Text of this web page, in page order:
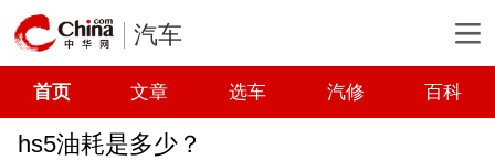
汽车
首页 文章 选车 汽修 百科
hs5油耗是多少？